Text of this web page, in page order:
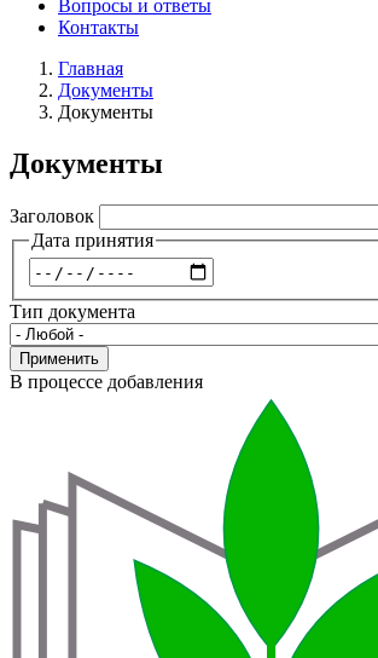
Вопросы и ответы
Контакты
Строка
навигации
Главная
Документы
Документы
Документы
Заголовок
Дата принятия
Дата
Тип документа
Применить
В процессе добавления